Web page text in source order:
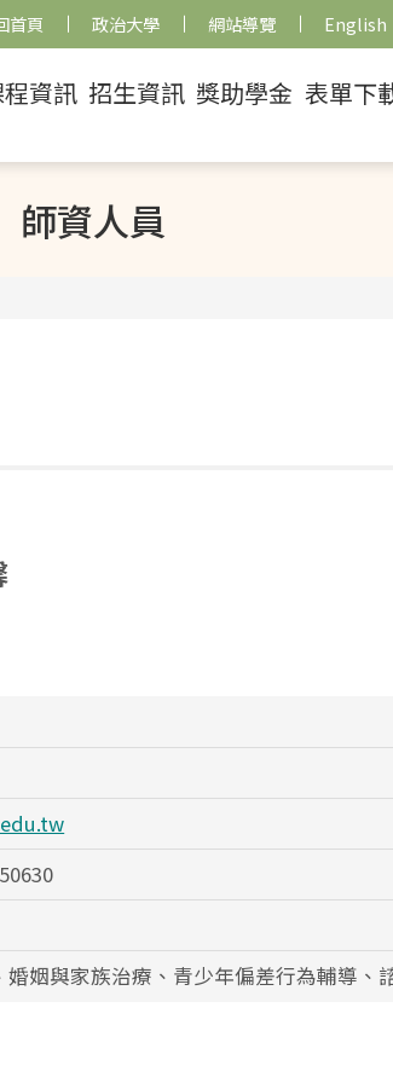
首頁 政治大學 網站導覽 English
資訊 招生資訊 獎助學金 表單下
師資人員
婚姻與家族治療、青少年偏差行為輔導、